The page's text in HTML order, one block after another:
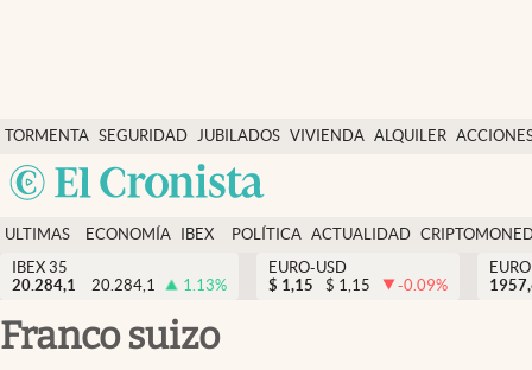
TORMENTA SEGURIDAD
SOCIAL
JUBILADOS VIVIENDA ALQUILER
Economía y finanzas
Política
Actualidad
Criptomonedas
España
ULTIMAS
NOTICIAS
ECONOMÍA
FINANZAS
IBEX
EURO
POLÍTICA ACTUALIDAD
IBEX 35
20.284,1
20.284,1 1.13%
EURO-USD
$ 1,15 $ 1,15 -0.09%
Franco suizo